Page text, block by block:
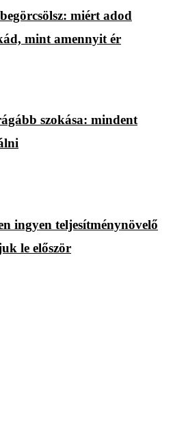
miért adod
mint amennyit ér
szokása: mindent
ingyen teljesítménynövelő
le először